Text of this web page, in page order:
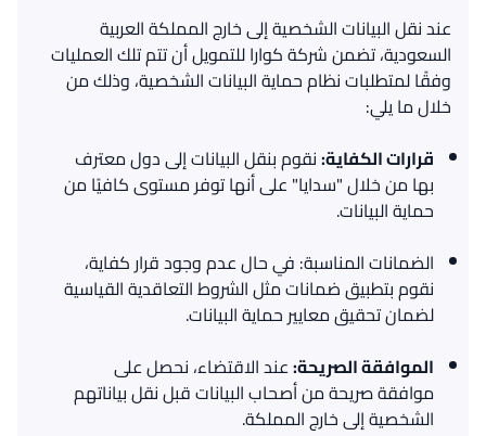
عند نقل البيانات الشخصية إلى خارج المملكة العربية
السعودية، تضمن شركة كوارا للتمويل أن تتم تلك العمليات
وفقًا لمتطلبات نظام حماية البيانات الشخصية، وذلك من
خلال ما يلي:
قراراتالكفاية:نقوم بنقل البيانات إلى دول معترف
بها من خلال"سدايا" على أنها توفر مستوى كافيًا من
حماية البيانات.
الضمانات المناسبة: في حال عدم وجود قرار كفاية،
نقوم بتطبيق ضمانات مثل الشروط التعاقدية القياسية
لضمان تحقيق معايير حماية البيانات.
الموافقةالصريحة:عند الاقتضاء، نحصل على
موافقة صريحة من أصحاب البيانات قبل نقل بياناتهم
الشخصية إلى خارج المملكة.